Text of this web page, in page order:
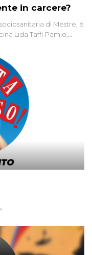
in carcere?
di Mestre, è
Lida Taffi Pamio,
innocente. Nel
poi ritratta. Due
o giustizia